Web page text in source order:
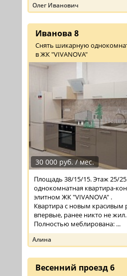
Олег Иванович
Иванова 8
Снять шикарную
в ЖК "VIVANOVA"
30 000 руб. / мес.
Площадь 38/15/15. Этаж 25/
однокомнатная квартира-
элитном ЖК "VIVANOVA" .
Квартира с новым красивым
впервые, ранее никто не жил.
Полностью меблирована: ...
Алина
Весенний проезд 6